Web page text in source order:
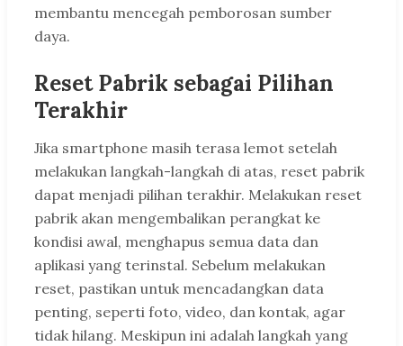
membantu mencegah pemborosan sumber
daya.
Reset Pabrik sebagai Pilihan
Terakhir
Jika smartphone masih terasa lemot setelah
melakukan langkah-langkah di atas, reset pabrik
dapat menjadi pilihan terakhir. Melakukan reset
pabrik akan mengembalikan perangkat ke
kondisi awal, menghapus semua data dan
aplikasi yang terinstal. Sebelum melakukan
reset, pastikan untuk mencadangkan data
penting, seperti foto, video, dan kontak, agar
tidak hilang. Meskipun ini adalah langkah yang